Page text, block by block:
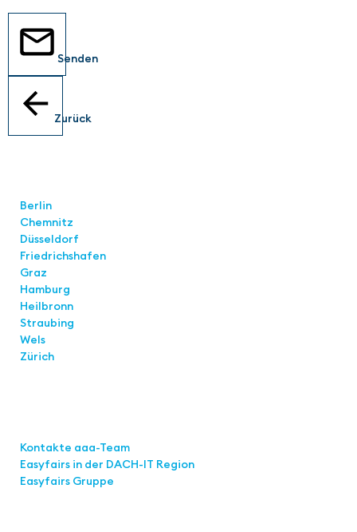
Senden
Zurück
Berlin
Chemnitz
Düsseldorf
Friedrichshafen
Graz
Hamburg
Heilbronn
Straubing
Wels
Zürich
Kontakte aaa-Team
Easyfairs in der DACH-IT Region
Easyfairs Gruppe